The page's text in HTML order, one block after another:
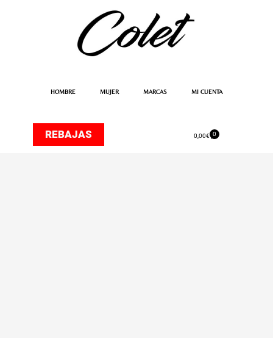
HOMBRE MUJER MARCAS MI CUENTA
REBAJAS 0,00€ 0
Carrito